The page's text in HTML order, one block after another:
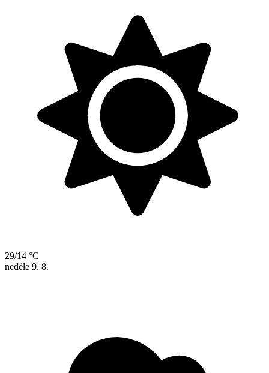
29/14 °C
neděle 9. 8.